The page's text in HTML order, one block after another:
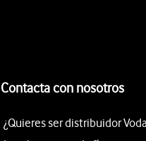
Contacta con nosotros
¿Quieres ser distribuidor